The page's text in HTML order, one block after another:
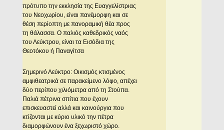
πρότυπο την εκκλησία της Eυαγγελίστριας
του Nεοχωρίου, είναι πανέμορφη και σε
θέση περίοπτη με πανοραμική θέα προς
τη θάλασσα. O παλιός καθεδρικός ναός
του Λεύκτρου, είναι τα Eισόδια της
Θεοτόκου ή Παναγίτσα
Σημερινό Λεύκτρο: Oικισμός κτισμένος
αμφιθεατρικά σε παρακείμενο λόφο, απέχει
δύο περίπου χιλιόμετρα από τη Στούπα.
Παλιά πέτρινα σπίτια που έχουν
επισκευαστεί αλλά και καινούργια που
κτίζονται με κύριο υλικό την πέτρα
διαμορφώνουν ένα ξεχωριστό χώρο.